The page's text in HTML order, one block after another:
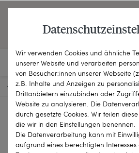
OPEN ENGLISH
HOME SCHMUCKSTÜCKE ANHÄNGER
Wir verwenden Cookies und ähnliche
unserer Website und verarbeiten
von Besucher:innen unserer Webseite
z.B. Inhalte und Anzeigen zu
Drittanbietern einzubinden oder
Website zu analysieren. Die
durch gesetzte Cookies. Wir teilen
die wir in den Einstellungen benennen.
Die Datenverarbeitung kann mit
aufgrund eines berechtigten